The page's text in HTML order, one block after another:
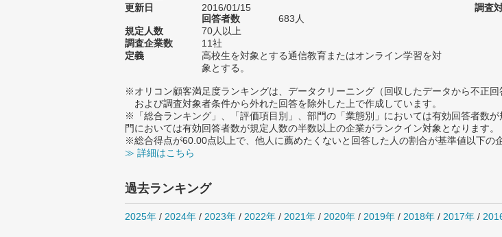
更新日
2016/01/15
回答者数
683人
規定人数
70人以上
調査企業数
11社
定義
高校生を対象とする通信教育またはオンライン学習を対
象とする。
調査
※オリコン顧客満足度ランキングは、データクリーニング（回収したデータから不正回
および調査対象者条件から外れた回答を除外した上で作成しています。
※「総合ランキング」、「評価項目別」、部門の「業態別」においては有効回答者数
門においては有効回答者数が規定人数の半数以上の企業がランクイン対象となります。
※総合得点が60.00点以上で、他人に薦めたくないと回答した人の割合が基準値以下の
≫ 詳細はこちら
過去ランキング
2025年 / 2024年 / 2023年 / 2022年 / 2021年 / 2020年 / 2019年 / 2018年 / 2017年 /